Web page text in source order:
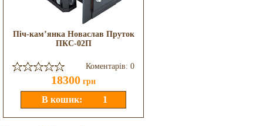
Піч-кам’янка Новаслав Пруток
ПКС-02П
Коментарів: 0
18300 грн